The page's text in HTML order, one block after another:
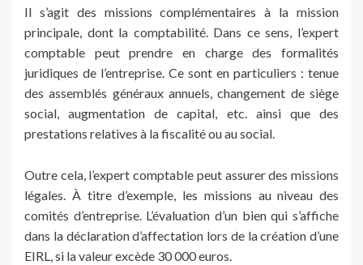
Il s’agit des missions complémentaires à la mission
principale, dont la comptabilité. Dans ce sens, l’expert
comptable peut prendre en charge des formalités
juridiques de l’entreprise. Ce sont en particuliers : tenue
des assemblés généraux annuels, changement de siège
social, augmentation de capital, etc. ainsi que des
prestations relatives à la fiscalité ou au social.
Outre cela, l’expert comptable peut assurer des missions
légales. À titre d’exemple, les missions au niveau des
comités d’entreprise. L’évaluation d’un bien qui s’affiche
dans la déclaration d’affectation lors de la création d’une
EIRL, si la valeur excède 30 000 euros.